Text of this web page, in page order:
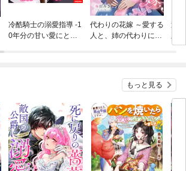
冷酷騎士の溺愛指導 -1
0年分の甘い愛にとろ
代わりの花嫁 ～愛する
人と、姉の代わりに結
辺
で
もっと見る